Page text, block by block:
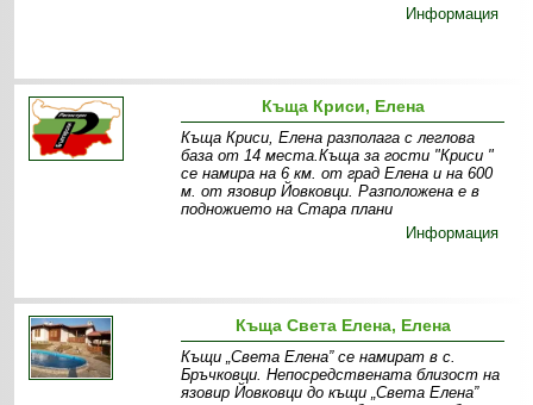
Информация
Къща Криси, Елена
Къща Криси, Елена разполага с леглова
база от 14 места.Къща за гости "Криси "
се намира на 6 км. от град Елена и на 600
м. от язовир Йовковци. Разположена е в
подножието на Стара плани
Информация
Къща Света Елена, Елена
Къщи „Света Елена” се намират в с.
Бръчковци. Непосредствената близост на
язовир Йовковци до къщи „Света Елена”